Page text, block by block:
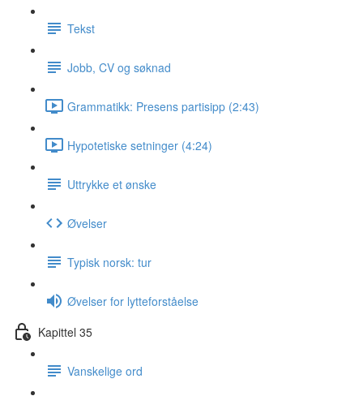
Tekst
Jobb, CV og søknad
Grammatikk: Presens partisipp (2:43)
Hypotetiske setninger (4:24)
Uttrykke et ønske
Øvelser
Typisk norsk: tur
Øvelser for lytteforståelse
Kapittel 35
Vanskelige ord